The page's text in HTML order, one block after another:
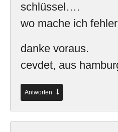
schlüssel….
wo mache ich
danke voraus.
cevdet, aus
Antworten